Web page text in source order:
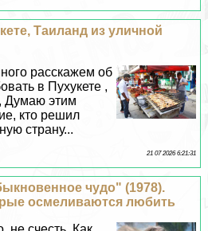
Таиланд из уличной
расскажем об
в Пухукете ,
Думаю этим
кто решил
страну...
21 07 2026 6:21:31
чудо" (1978).
осмеливаются любить